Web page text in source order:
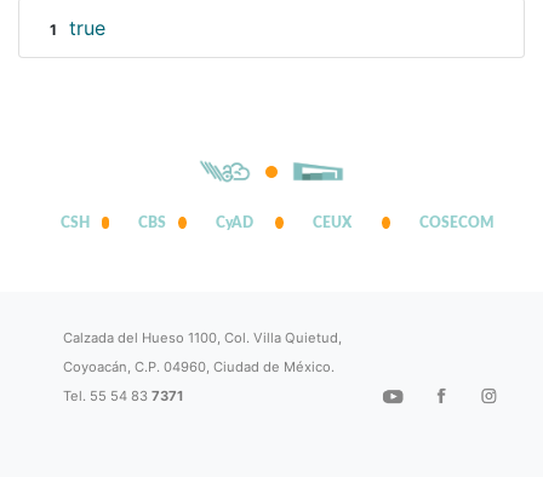
1 true
CSH CBS CyAD CEUX COSECOM
Calzada del Hueso 1100, Col. Villa Quietud,
Coyoacán, C.P. 04960, Ciudad de México.
Tel. 55 54 837371